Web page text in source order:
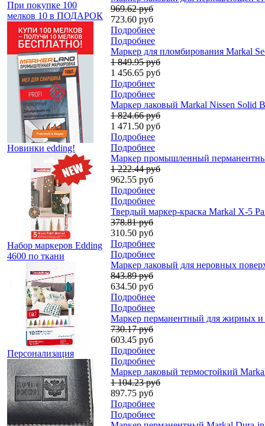
При покупке 100
мелков 10 в ПОДАРОК
Новинки edding!
Набор маркеров Edding
4600 по ткани
Персонализация
969.62 руб
723.60 руб
Подробнее
Подробнее
Маркер для пломбирования Markal
1 849.95 руб
1 456.65 руб
Подробнее
Подробнее
Маркер лаковый Markal Nissen Solid
1 824.66 руб
1 471.50 руб
Подробнее
Подробнее
Маркер промышленный
1 222.44 руб
962.55 руб
Подробнее
Подробнее
Твердый маркер-краска Markal X-5
378.81 руб
310.50 руб
Подробнее
Подробнее
Маркер лаковый для неровных
843.89 руб
634.50 руб
Подробнее
Подробнее
Маркер перманентный для жирных и
730.17 руб
603.45 руб
Подробнее
Подробнее
Маркер лаковый термостойкий
1 104.23 руб
897.75 руб
Подробнее
Подробнее